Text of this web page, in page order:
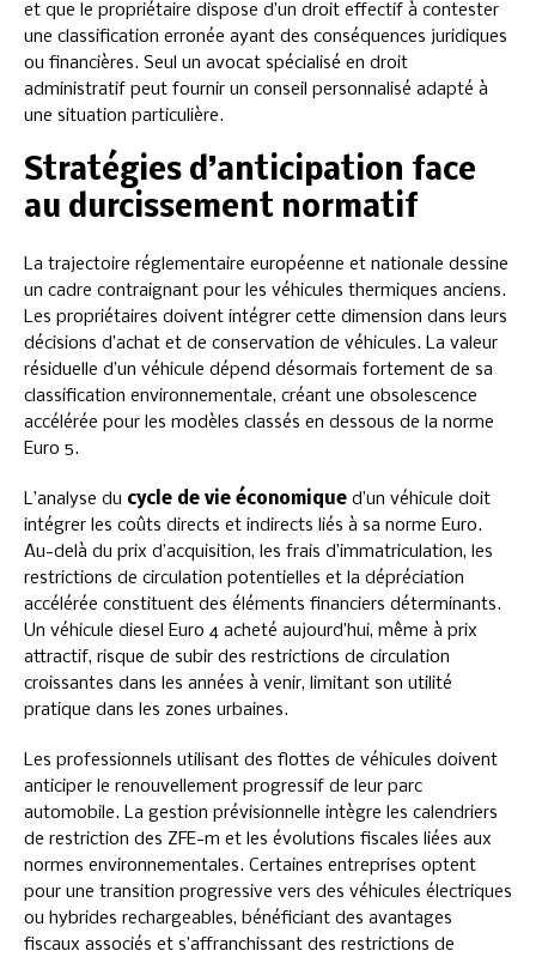
et que le propriétaire dispose d’un droit effectif à contester
une classification erronée ayant des conséquences juridiques
ou financières. Seul un avocat spécialisé en droit
administratif peut fournir un conseil personnalisé adapté à
une situation particulière.
Stratégies d’anticipation face
au durcissement normatif
La trajectoire réglementaire européenne et nationale dessine
un cadre contraignant pour les véhicules thermiques anciens.
Les propriétaires doivent intégrer cette dimension dans leurs
décisions d’achat et de conservation de véhicules. La valeur
résiduelle d’un véhicule dépend désormais fortement de sa
classification environnementale, créant une obsolescence
accélérée pour les modèles classés en dessous de la norme
Euro 5.
L’analyse du cycle de vie économique d’un véhicule doit
intégrer les coûts directs et indirects liés à sa norme Euro.
Au-delà du prix d’acquisition, les frais d’immatriculation, les
restrictions de circulation potentielles et la dépréciation
accélérée constituent des éléments financiers déterminants.
Un véhicule diesel Euro 4 acheté aujourd’hui, même à prix
attractif, risque de subir des restrictions de circulation
croissantes dans les années à venir, limitant son utilité
pratique dans les zones urbaines.
Les professionnels utilisant des flottes de véhicules doivent
anticiper le renouvellement progressif de leur parc
automobile. La gestion prévisionnelle intègre les calendriers
de restriction des ZFE-m et les évolutions fiscales liées aux
normes environnementales. Certaines entreprises optent
pour une transition progressive vers des véhicules électriques
ou hybrides rechargeables, bénéficiant des avantages
fiscaux associés et s’affranchissant des restrictions de